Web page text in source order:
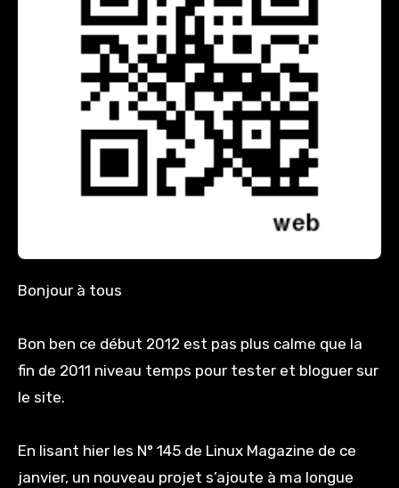
Bonjour à tous
Bon ben ce début 2012 est pas plus calme que la
fin de 2011 niveau temps pour tester et bloguer sur
le site.
En lisant hier les N° 145 de Linux Magazine de ce
janvier, un nouveau projet s’ajoute à ma longue